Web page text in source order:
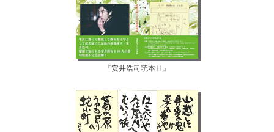
『安井浩司読本Ⅱ』